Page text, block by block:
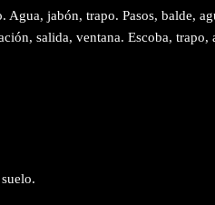
Agua, jabón, trapo. Pasos, balde,
salida, ventana. Escoba, trapo,